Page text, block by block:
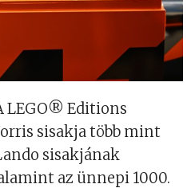
LEGO® Editions
sisakja több mint
sisakjának
az ünnepi 1000.